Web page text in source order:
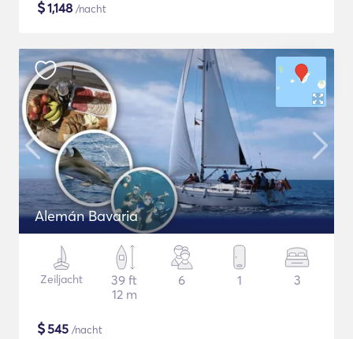
$1,148 /nacht
Alemán Bavaria
Zeiljacht
39 ft
12 m
6 1 3
$545 /nacht